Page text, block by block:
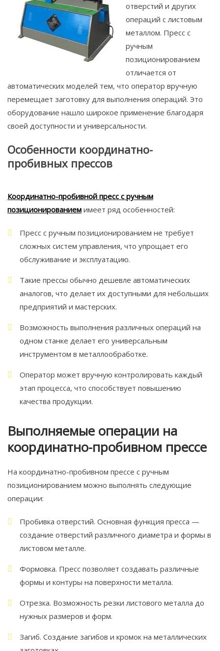
отверстий и других
операций с листовым
металлом. Пресс с
ручным
позиционированием
отличается от
автоматических моделей тем, что оператор вручную
перемещает заготовку для выполнения операций. Это
оборудование нашло широкое применение благодаря
своей доступности и универсальности.
Особенности координатно-
пробивных прессов
Координатно-пробивной пресс с ручным
позиционированием имеет ряд особенностей:
Пресс с ручным позиционированием не требует
сложных систем управления, что упрощает его
обслуживание и эксплуатацию.
Такие прессы обычно дешевле автоматических
аналогов, что делает их доступными для небольших
предприятий и мастерских.
Возможность выполнения различных операций на
одном станке делает его универсальным
инструментом в металлообработке.
Оператор может вручную контролировать каждый
этап процесса, что способствует повышению
качества продукции.
Выполняемые операции на
координатно-пробивном прессе
На координатно-пробивном прессе с ручным
позиционированием можно выполнять следующие
операции:
Пробивка отверстий. Основная функция пресса —
создание отверстий различного диаметра и формы в
листовом металле.
Формовка. Пресс позволяет создавать различные
формы и контуры на поверхности металла.
Отрезка. Возможность резки листового металла до
нужных размеров и форм.
Загиб. Создание загибов и кромок на металлических